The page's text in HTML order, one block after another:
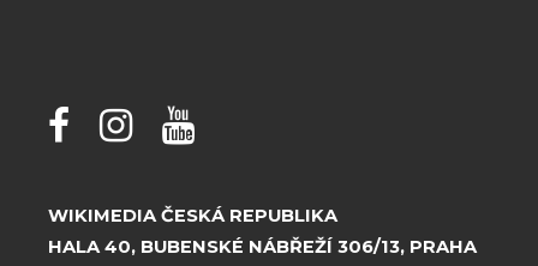
WIKIMEDIA ČESKÁ REPUBLIKA
HALA 40, BUBENSKÉ NÁBŘEŽÍ 306/13, PRAHA